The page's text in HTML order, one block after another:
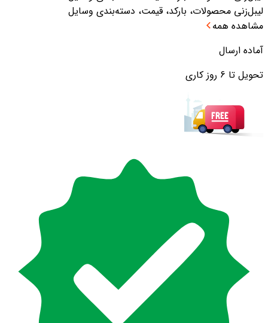
لیبل‌زنی محصولات، بارکد، قیمت، دسته‌بندی وسایل
مشاهده همه
آماده ارسال
تحویل تا 6 روز کاری